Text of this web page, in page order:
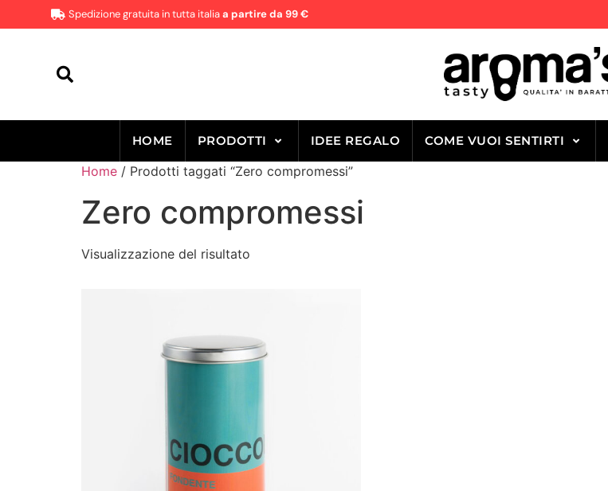
Spedizione gratuita in tutta italiaa partire da 99 €
HOME PRODOTTI IDEE REGALO COME VUOI SENTIRTI
Home / Prodotti taggati “Zero compromessi”
Zero compromessi
Visualizzazione del risultato